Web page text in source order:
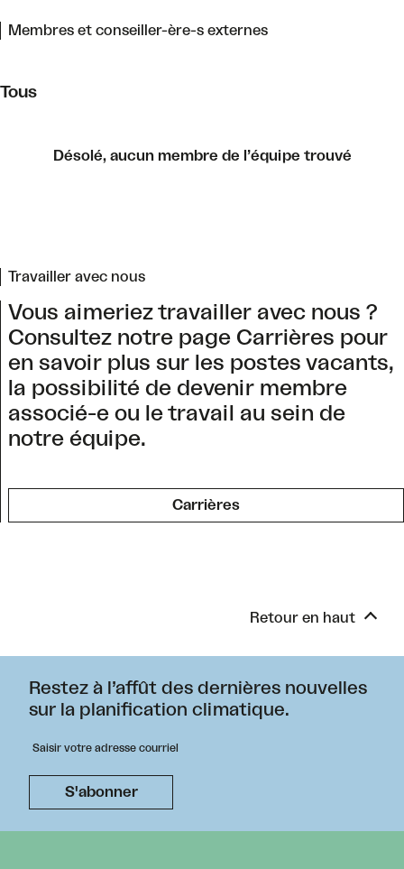
Membres et conseiller-ère-s externes
Tous
Désolé, aucun membre de l’équipe trouvé
Travailler avec nous
Vous aimeriez travailler avec nous ?
Consultez notre page Carrières pour
en savoir plus sur les postes vacants,
la possibilité de devenir membre
associé-e ou le travail au sein de
notre équipe.
Carrières
Retour en haut
Restez à l’affût des dernières nouvelles
sur la planification climatique.